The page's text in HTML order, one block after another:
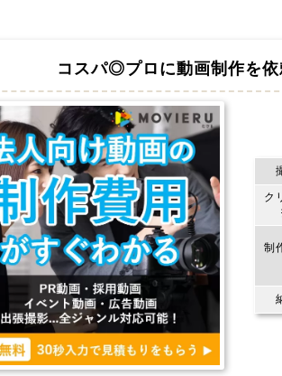
コスパ◎プロに動画制作を依
ク
制